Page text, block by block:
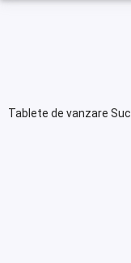
Tablete de vanzare